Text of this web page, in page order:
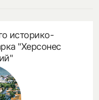
историко-
"Херсонес